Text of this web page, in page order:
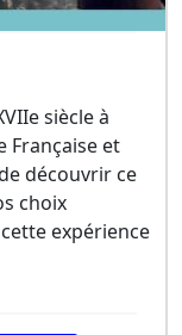
siècle à
Française et
découvrir ce
choix
expérience